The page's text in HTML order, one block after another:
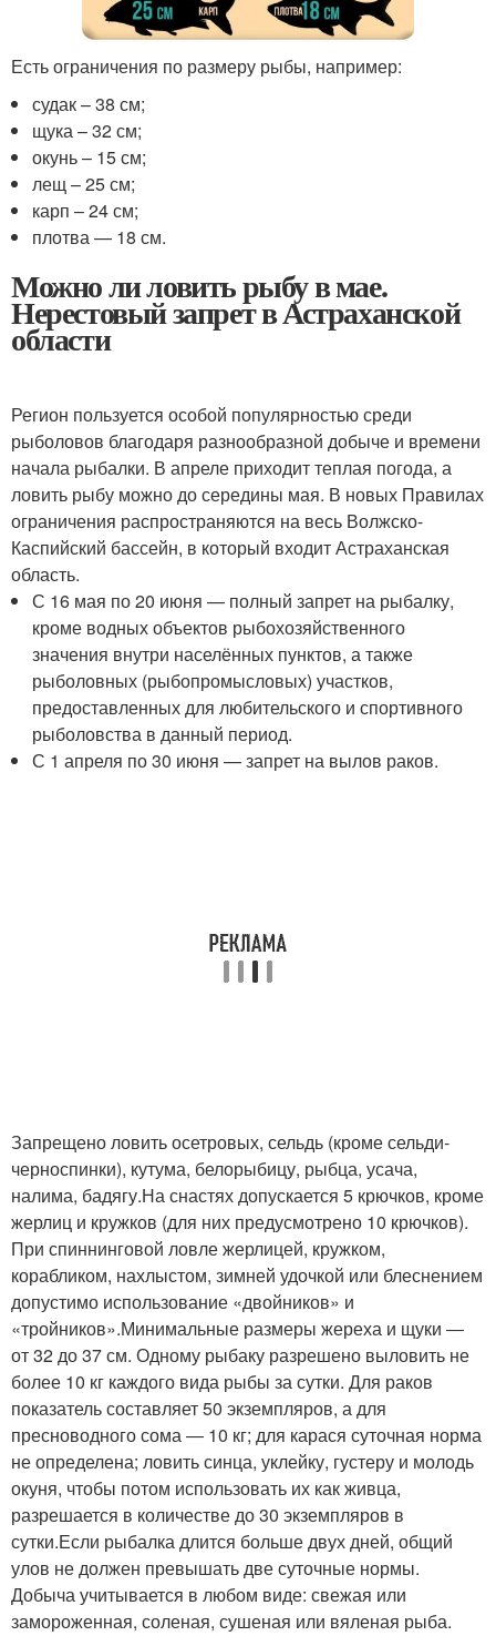
Есть ограничения по размеру рыбы, например:
судак – 38 см;
щука – 32 см;
окунь – 15 см;
лещ – 25 см;
карп – 24 см;
плотва — 18 см.
Можно ли ловить рыбу в мае.
Нерестовый запрет в Астраханской
области
Регион пользуется особой популярностью среди
рыболовов благодаря разнообразной добыче и времени
начала рыбалки. В апреле приходит теплая погода, а
ловить рыбу можно до середины мая. В новых Правилах
ограничения распространяются на весь Волжско-
Каспийский бассейн, в который входит Астраханская
область.
С 16 мая по 20 июня — полный запрет на рыбалку,
кроме водных объектов рыбохозяйственного
значения внутри населённых пунктов, а также
рыболовных (рыбопромысловых) участков,
предоставленных для любительского и спортивного
рыболовства в данный период.
С 1 апреля по 30 июня — запрет на вылов раков.
Запрещено ловить осетровых, сельдь (кроме сельди-
черноспинки), кутума, белорыбицу, рыбца, усача,
налима, бадягу.На снастях допускается 5 крючков, кроме
жерлиц и кружков (для них предусмотрено 10 крючков).
При спиннинговой ловле жерлицей, кружком,
корабликом, нахлыстом, зимней удочкой или блеснением
допустимо использование «двойников» и
«тройников».Минимальные размеры жереха и щуки ―
от 32 до 37 см. Одному рыбаку разрешено выловить не
более 10 кг каждого вида рыбы за сутки. Для раков
показатель составляет 50 экземпляров, а для
пресноводного сома ― 10 кг; для карася суточная норма
не определена; ловить синца, уклейку, густеру и молодь
окуня, чтобы потом использовать их как живца,
разрешается в количестве до 30 экземпляров в
сутки.Если рыбалка длится больше двух дней, общий
улов не должен превышать две суточные нормы.
Добыча учитывается в любом виде: свежая или
замороженная, соленая, сушеная или вяленая рыба.